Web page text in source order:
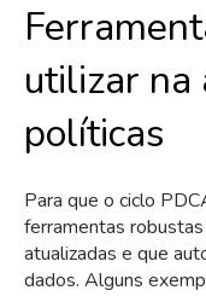
utilizar na
políticas
Para que o ciclo
ferramentas
atualizadas e que
dados. Alguns